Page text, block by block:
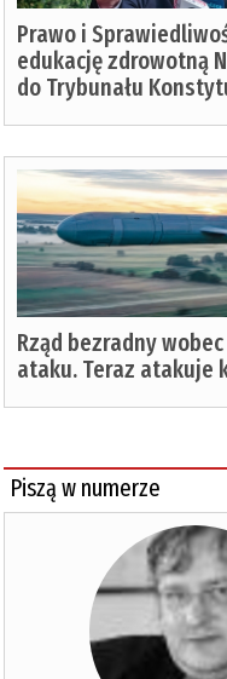
Prawo i
edukację zdrowotną
do Trybunału
Rząd bezradny
ataku. Teraz atakuje
Piszą w numerze